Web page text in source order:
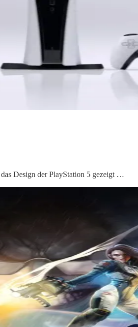
Design der PlayStation 5 gezeigt …